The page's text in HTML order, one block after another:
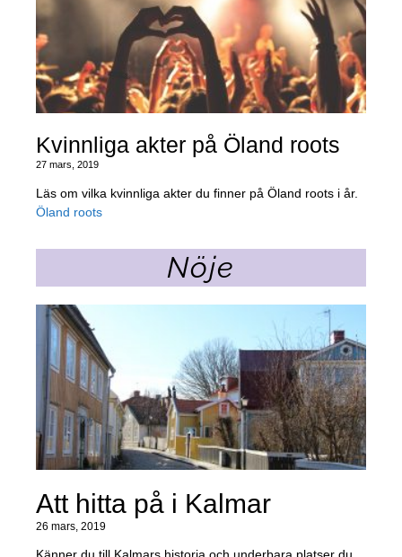
Kvinnliga akter på Öland roots
27 mars, 2019
Läs om vilka kvinnliga akter du finner på Öland roots i år.
Öland roots
Nöje
Att hitta på i Kalmar
26 mars, 2019